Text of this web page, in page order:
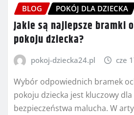
BLOG POKÓJ DLA DZIECKA
Jakie są najlepsze bramki
pokoju dziecka?
pokoj-dziecka24.pl cze
Wybór odpowiednich bramek
pokoju dziecka jest kluczowy
bezpieczeństwa malucha. W